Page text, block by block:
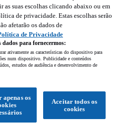
a aplicação
as suas escolhas clicando abaixo ou em
de privacidade. Estas escolhas serão
afetarão os dados de
de Privacidade
dados para fornecermos:
ativamente as características do dispositivo para
num dispositivo. Publicidade e conteúdos
estudos de audiência e desenvolvimento de
Aceitar todos os
cookies
apenas os